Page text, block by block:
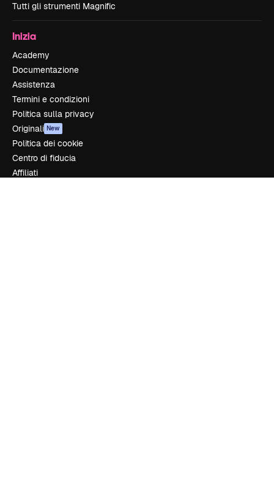
Tutti gli strumenti Magnific
Inizia
Academy
Documentazione
Assistenza
Termini e condizioni
Politica sulla privacy
Originali New
Politica dei cookie
Centro di fiducia
Affiliati